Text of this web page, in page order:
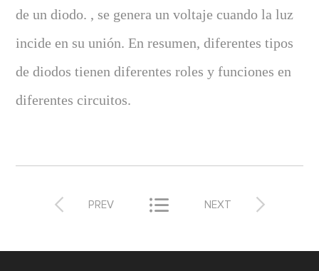
de un diodo. , se genera un voltaje cuando la luz
incide en su unión. En resumen, diferentes tipos
de diodos tienen diferentes roles y funciones en
diferentes circuitos.
 PREV  
NEXT